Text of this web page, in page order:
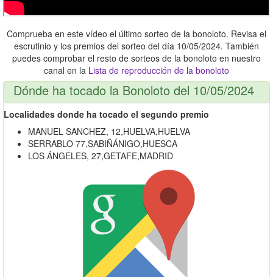
Comprueba en este vídeo el último sorteo de la bonoloto. Revisa el
escrutinio y los premios del sorteo del día 10/05/2024. También
puedes comprobar el resto de sorteos de la bonoloto en nuestro
canal en la Lista de reproducción de la bonoloto
Dónde ha tocado la Bonoloto del 10/05/2024
Localidades donde ha tocado el segundo premio
MANUEL SANCHEZ, 12,HUELVA,HUELVA
SERRABLO 77,SABIÑÁNIGO,HUESCA
LOS ÁNGELES, 27,GETAFE,MADRID